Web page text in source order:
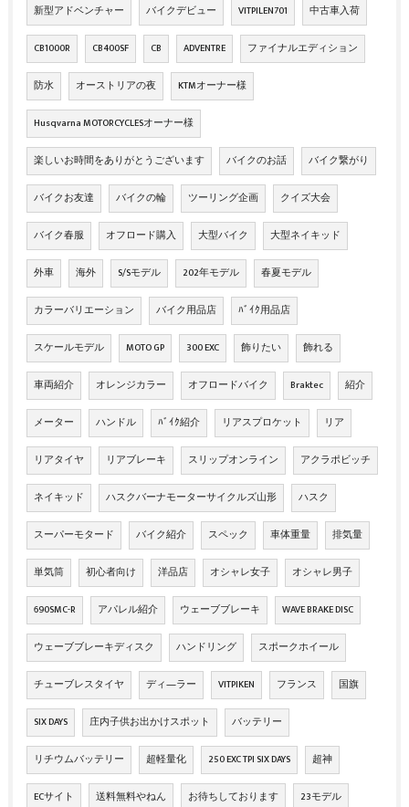
新型アドベンチャー バイクデビュー VITPILEN701 中古車入荷
CB1000R CB400SF CB ADVENTRE ファイナルエディション
防水 オーストリアの夜 KTMオーナー様
Husqvarna MOTORCYCLESオーナー様
楽しいお時間をありがとうございます バイクのお話 バイク繋がり
バイクお友達 バイクの輪 ツーリング企画 クイズ大会
バイク春服 オフロード購入 大型バイク 大型ネイキッド
外車 海外 S/Sモデル 202年モデル 春夏モデル
カラーバリエーション バイク用品店 ﾊﾞｲｸ用品店
スケールモデル MOTO GP 300 EXC 飾りたい 飾れる
車両紹介 オレンジカラー オフロードバイク Braktec 紹介
メーター ハンドル ﾊﾞｲｸ紹介 リアスプロケット リア
リアタイヤ リアブレーキ スリップオンライン アクラポビッチ
ネイキッド ハスクバーナモーターサイクルズ山形 ハスク
スーパーモタード バイク紹介 スペック 車体重量 排気量
単気筒 初心者向け 洋品店 オシャレ女子 オシャレ男子
690SMC-R アパレル紹介 ウェーブブレーキ WAVE BRAKE DISC
ウェーブブレーキディスク ハンドリング スポークホイール
チューブレスタイヤ ディ―ラー VITPIKEN フランス 国旗
SIX DAYS 庄内子供お出かけスポット バッテリー
リチウムバッテリー 超軽量化 250 EXC TPI SIX DAYS 超神
ECサイト 送料無料やねん お待ちしております 23モデル